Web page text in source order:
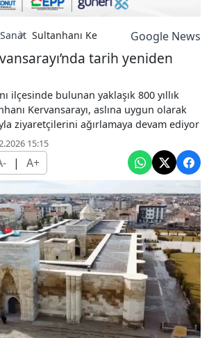
Sultanhanı Kervansarayı’nda tarih
Google News
tarih yeniden
ilçesinde bulunan yaklaşık 800 yıllık
Kervansarayı, aslına uygun olarak
ziyaretçilerini ağırlamaya devam ediyor
15:15
| A+